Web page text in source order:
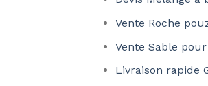
Vente Roche
Vente Sable
Livraison rapide